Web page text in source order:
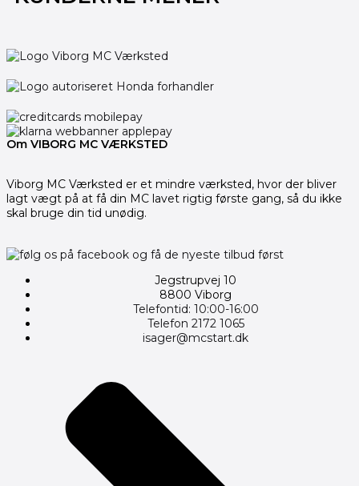
Om VIBORG MC VÆRKSTED
Viborg MC Værksted er et mindre værksted, hvor der bliver
lagt vægt på at få din MC lavet rigtig første gang, så du ikke
skal bruge din tid unødig.
Jegstrupvej 10
8800 Viborg
Telefontid: 10:00-16:00
Telefon 2172 1065
isager@mcstart.dk